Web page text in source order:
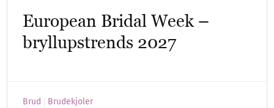
European Bridal Week –
bryllupstrends 2027
Brud Brudekjoler